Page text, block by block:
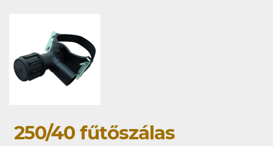
250/40 fűtőszálas